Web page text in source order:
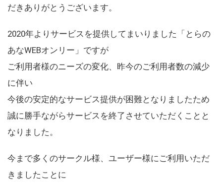
だきありがとうございます。
2020年よりサービスを提供してまいりました「とらの
あなWEBオンリー」ですが
ご利用者様のニーズの変化、昨今のご利用者数の減少
に伴い
今後の安定的なサービス提供が困難となりましたため
誠に勝手ながらサービスを終了させていただくことと
なりました。
今まで多くのサークル様、ユーザー様にご利用いただ
きましたことに